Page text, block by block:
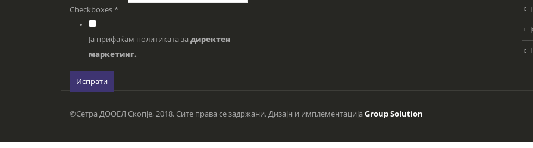
Checkboxes*
Ја прифаќам политиката за директен
маркетинг.
Испрати
©Сетра ДООЕЛ Скопје, 2018. Сите права се задржани. Дизајн и имплементација Group Solution